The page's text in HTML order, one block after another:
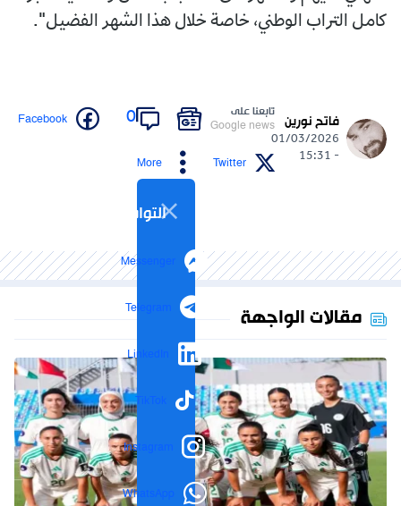
كامل التراب الوطني، خاصة خلال هذا الشهر الفضيل".
فاتح نورين
01/03/2026
- 15:31
تابعنا على
Google news
0
Facebook
Twitter
More
التواصل الاجتماعي
Messenger
Telegram
LinkedIn
TikTok
Instagram
WhatsApp
مقالات الواجهة